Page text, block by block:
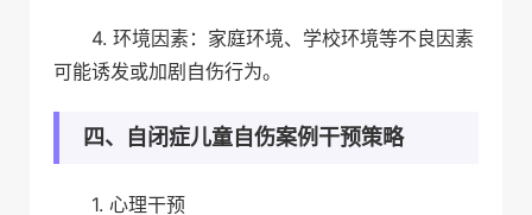
4. 环境因素：家庭环境、学校环境等不良因素
可能诱发或加剧自伤行为。
四、自闭症儿童自伤案例干预策略
1. 心理干预